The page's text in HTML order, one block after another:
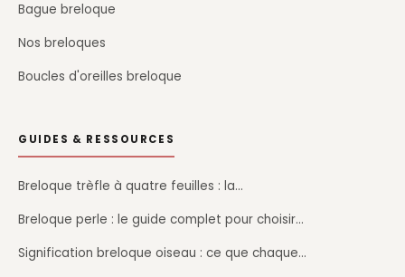
Bague breloque
Nos breloques
Boucles d'oreilles breloque
GUIDES & RESSOURCES
Breloque trèfle à quatre feuilles : la…
Breloque perle : le guide complet pour choisir…
Signification breloque oiseau : ce que chaque…